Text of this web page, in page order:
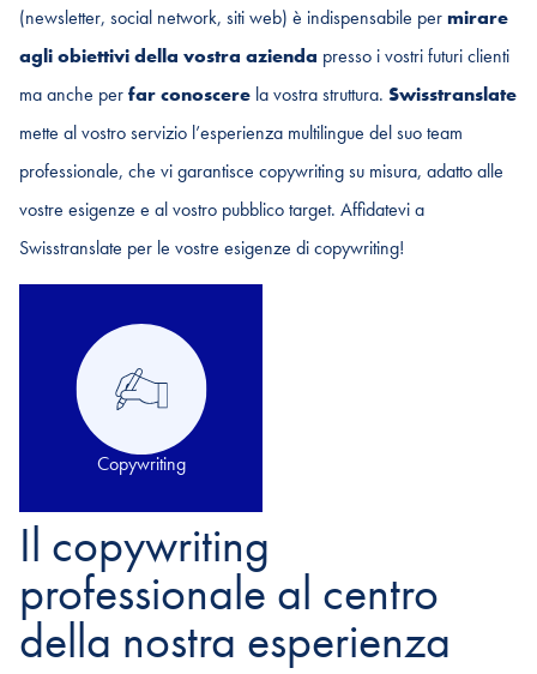
(newsletter, social network, siti web) è indispensabile permirare
agli obiettivi della vostra azienda presso i vostri futuri clienti
ma anche perfar conoscere la vostra struttura. Swisstranslate
mette al vostro servizio l’esperienza multilingue del suo team
professionale, che vi garantisce copywriting su misura, adatto alle
vostre esigenze e al vostro pubblico target. Affidatevi a
Swisstranslate per le vostre esigenze di copywriting!
Copywriting
Il copywriting
professionale al centro
della nostra esperienza